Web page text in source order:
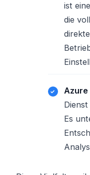
ist
die
Azure
Es